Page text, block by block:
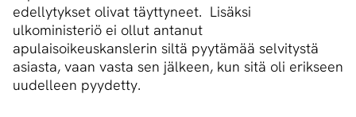
edellytykset olivat täyttyneet. Lisäksi
ulkoministeriö ei ollut antanut
apulaisoikeuskanslerin siltä pyytämää selvitystä
asiasta, vaan vasta sen jälkeen, kun sitä oli erikseen
uudelleen pyydetty.